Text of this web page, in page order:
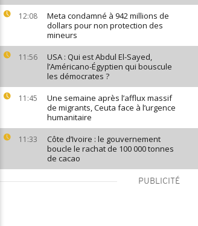
12:08
Meta condamné à 942 millions de
dollars pour non protection des
mineurs
11:56
USA : Qui est Abdul El-Sayed,
l’Américano-Égyptien qui bouscule
les démocrates ?
11:45
Une semaine après l’afflux massif
de migrants, Ceuta face à l’urgence
humanitaire
11:33
Côte d’Ivoire : le gouvernement
boucle le rachat de 100 000 tonnes
de cacao
PUBLICITÉ